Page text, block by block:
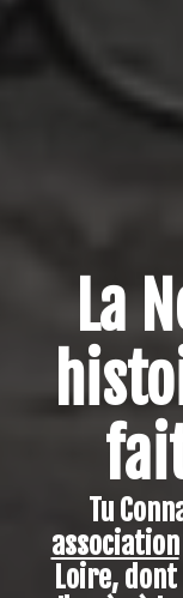
La
Tu
association
Loire,